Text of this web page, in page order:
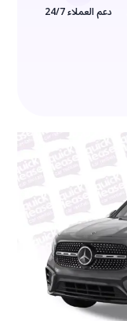
دعم العملاء 24/7